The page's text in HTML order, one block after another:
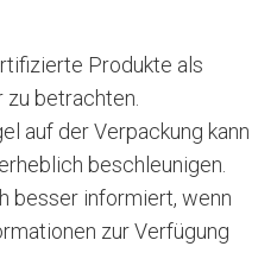
Produkte als
betrachten.
auf der Verpackung kann
beschleunigen.
besser informiert, wenn
zur Verfügung